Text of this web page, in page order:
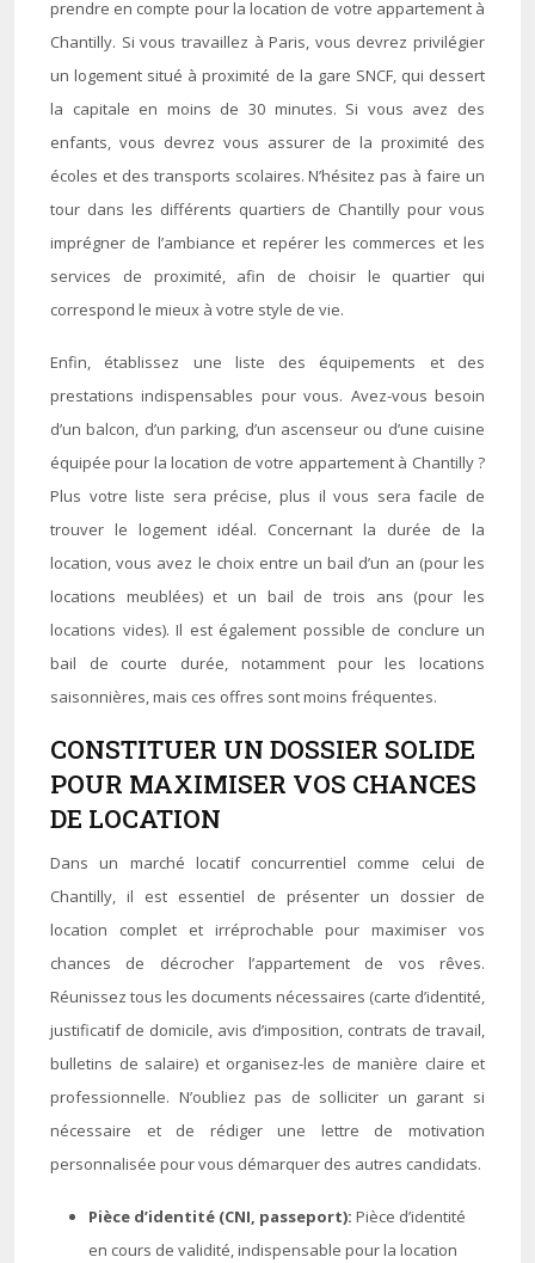
prendre en compte pour la location de votre appartement à
Chantilly. Si vous travaillez à Paris, vous devrez privilégier
un logement situé à proximité de la gare SNCF, qui dessert
la capitale en moins de 30 minutes. Si vous avez des
enfants, vous devrez vous assurer de la proximité des
écoles et des transports scolaires. N’hésitez pas à faire un
tour dans les différents quartiers de Chantilly pour vous
imprégner de l’ambiance et repérer les commerces et les
services de proximité, afin de choisir le quartier qui
correspond le mieux à votre style de vie.
Enfin, établissez une liste des équipements et des
prestations indispensables pour vous. Avez-vous besoin
d’un balcon, d’un parking, d’un ascenseur ou d’une cuisine
équipée pour la location de votre appartement à Chantilly ?
Plus votre liste sera précise, plus il vous sera facile de
trouver le logement idéal. Concernant la durée de la
location, vous avez le choix entre un bail d’un an (pour les
locations meublées) et un bail de trois ans (pour les
locations vides). Il est également possible de conclure un
bail de courte durée, notamment pour les locations
saisonnières, mais ces offres sont moins fréquentes.
CONSTITUER UN DOSSIER SOLIDE
POUR MAXIMISER VOS CHANCES
DE LOCATION
Dans un marché locatif concurrentiel comme celui de
Chantilly, il est essentiel de présenter un dossier de
location complet et irréprochable pour maximiser vos
chances de décrocher l’appartement de vos rêves.
Réunissez tous les documents nécessaires (carte d’identité,
justificatif de domicile, avis d’imposition, contrats de travail,
bulletins de salaire) et organisez-les de manière claire et
professionnelle. N’oubliez pas de solliciter un garant si
nécessaire et de rédiger une lettre de motivation
personnalisée pour vous démarquer des autres candidats.
Pièce d’identité (CNI, passeport): Pièce d’identité
en cours de validité, indispensable pour la location